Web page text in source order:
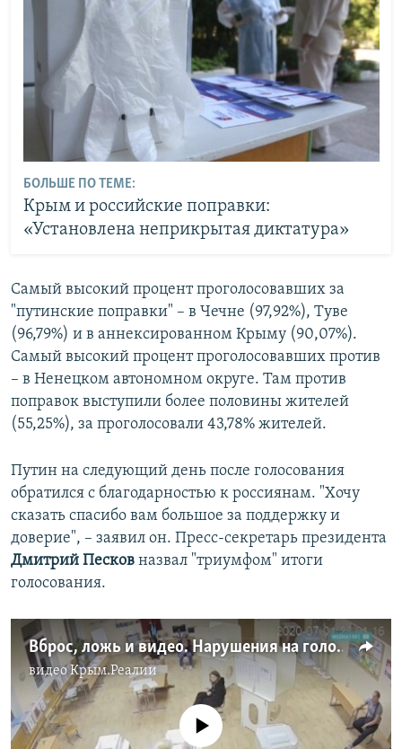
БОЛЬШЕ ПО ТЕМЕ:
Крым и российские поправки:
«Установлена неприкрытая диктатура»
Самый высокий процент проголосовавших за
"путинские поправки" – в Чечне (97,92%), Туве
(96,79%) и в аннексированном Крыму (90,07%).
Самый высокий процент проголосовавших против
– в Ненецком автономном округе. Там против
поправок выступили более половины жителей
(55,25%), за проголосовали 43,78% жителей.
Путин на следующий день после голосования
обратился с благодарностью к россиянам. "Хочу
сказать спасибо вам большое за поддержку и
доверие", – ​заявил он. Пресс-секретарь президента
Дмитрий Песков назвал "триумфом" итоги
голосования.
Вброс, ложь и видео. Нарушения на голосовании о путинских поправках к Конституции (видео)
видеоКрым.Реалии
No media source currently available